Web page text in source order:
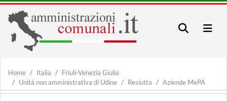
Home Italia
Friuli-Venezia Giulia
Unità non amministrativa di Udine
Resiutta Aziende MePA